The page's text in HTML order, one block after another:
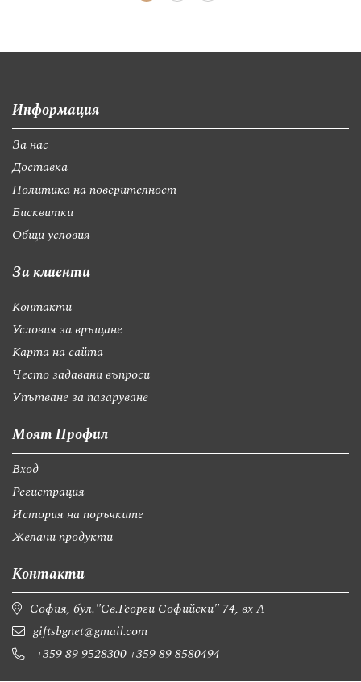
Информация
За нас
Доставка
Политика на поверителност
Бисквитки
Общи условия
За клиенти
Контакти
Условия за връщане
Карта на сайта
Често задавани въпроси
Упътване за пазаруване
Моят Профил
Вход
Регистрация
История на поръчките
Желани продукти
Контакти
София, бул."Св.Георги Софийски" 74, вх А
giftsbgnet@gmail.com
+359 89 9528300+359 89 8580494